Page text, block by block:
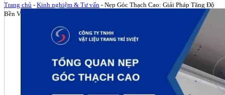
Trang chủ - Kinh nghiệm & Tư vấn - Nẹp Góc Thạch Cao: Giải Pháp Tăng Độ
Bền Và Thẩm Mỹ Cho Góc Công Trình